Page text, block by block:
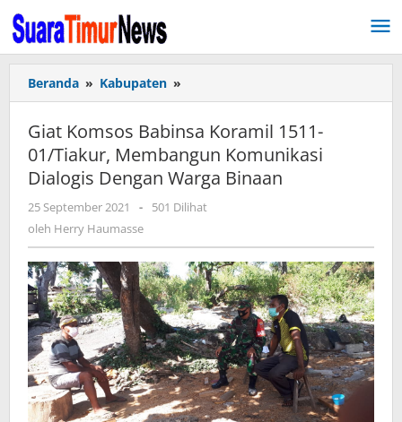
Lewati
ke
konten
Beranda » Kabupaten »
Komsos
Koramil
1511-
01/Tiakur,
Komunikasi
Dengan
Warga
Binaan
Giat Komsos Babinsa Koramil 1511-
01/Tiakur, Membangun Komunikasi
Dialogis Dengan Warga Binaan
25 September 2021
oleh
Herry
-
501 Dilihat
oleh Herry Haumasse